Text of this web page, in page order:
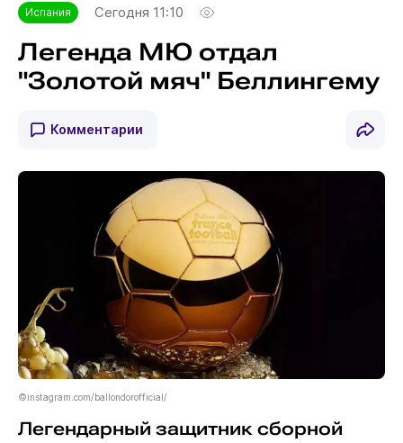
Испания Сегодня 11:10
Легенда МЮ отдал
"Золотой мяч" Беллингему
Комментарии
©instagram.com/ballondorofficial/
Легендарный защитник сборной